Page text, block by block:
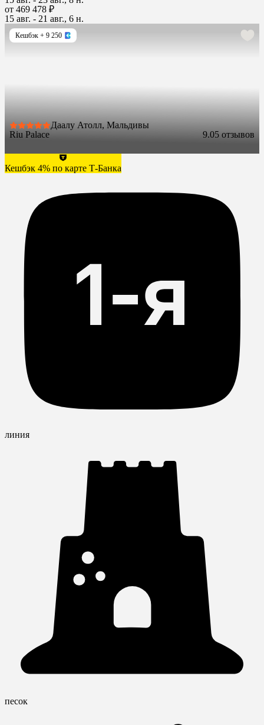
от 469 478 ₽
15 авг. - 21 авг., 6 н.
Кешбэк + 9 250
Даалу Атолл, Мальдивы
Riu Palace
9.05 отзывов
Кешбэк 4% по карте Т-Банка
линия
песок